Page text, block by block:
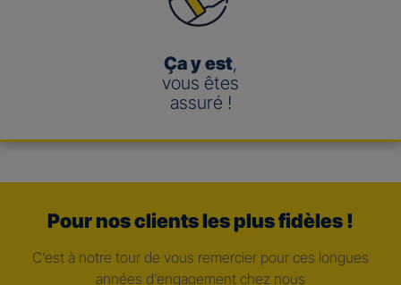
Ça y est,
vous êtes
assuré !
Pour nos clients les plus fidèles !
C’est à notre tour de vous remercier pour ces longues
années d’engagement chez nous